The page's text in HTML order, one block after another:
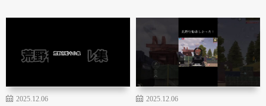
2025.12.06 2025.12.06